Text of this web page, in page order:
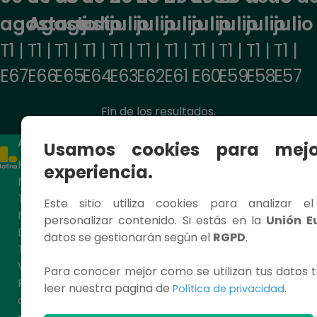
agosto
T1 |
E67
Agosto
T1 |
E66
agosto
T1 |
E65
julio
T1 |
E64
julio
T1 |
E63
julio
T1 |
E62
julio
T1 |
E61
julio
T1 |
E60
julio
T1 |
E59
julio
T1 |
E58
julio
T1 |
E57
Fin de los resultados.
ACCESOS RÁPIDOS
Programas
Novelas
Tendencias
Noticias
Deportes
TV EN
VIVO
Política
de
Términos
y
condiciones
Quiénes
somos
SSOMA
Código
de Ética
CONTÁCTANOS
1000
Av. San
Felipe
968
María
Usamos cookies para
experiencia.
Este sitio utiliza cookies para analizar
personalizar contenido. Si estás en la Unión
datos se gestionarán según el RGPD.
Para conocer mejor como se utilizan tus datos
leer nuestra pagina de Política de privacidad.